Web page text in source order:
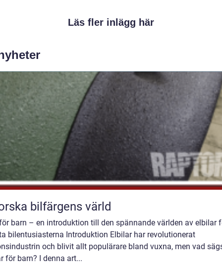
Läs fler inlägg här
bilfärgens värld
barn – en introduktion till den spännande världen av elbilar
bilentusiasterna Introduktion Elbilar har revolutionerat
och blivit allt populärare bland vuxna, men vad
för barn? I denna art...